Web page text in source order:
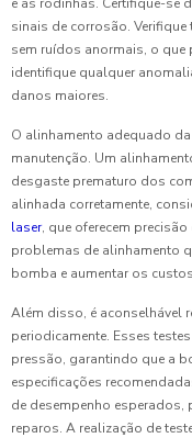
sinais de corrosão.
sem ruídos anormais, o
identifique qualquer
danos maiores.
O alinhamento adequado
manutenção. Um
desgaste prematuro dos
alinhada corretamente,
laser, que oferecem
problemas de alinhamento
bomba e aumentar os
Além disso, é aconselhável
periodicamente. Esses
pressão, garantindo que a
especificações
de desempenho esperados,
reparos. A realização de